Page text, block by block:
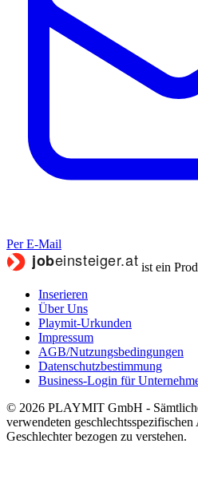
Per E-Mail
ist ein
Inserieren
Über Uns
Playmit-Urkunden
Impressum
AGB/Nutzungsbedingungen
Datenschutzbestimmung
Business-Login für
© 2026 PLAYMIT GmbH -
verwendeten
Geschlechter bezogen zu verstehen.